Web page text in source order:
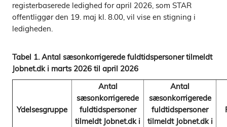
registerbaserede ledighed for april 2026, som STAR
offentliggør den 19. maj kl. 8.00, vil vise en stigning i
ledigheden.
Tabel 1. Antal sæsonkorrigerede fuldtidspersoner tilmeldt
Jobnet.dk i marts 2026 til april 2026
Ydelsesgruppe
Antal
sæsonkorrigerede
fuldtidspersoner
tilmeldt Jobnet.dk i
Antal
sæsonkorrigerede
fuldtidspersoner
tilmeldt Jobnet.dk i